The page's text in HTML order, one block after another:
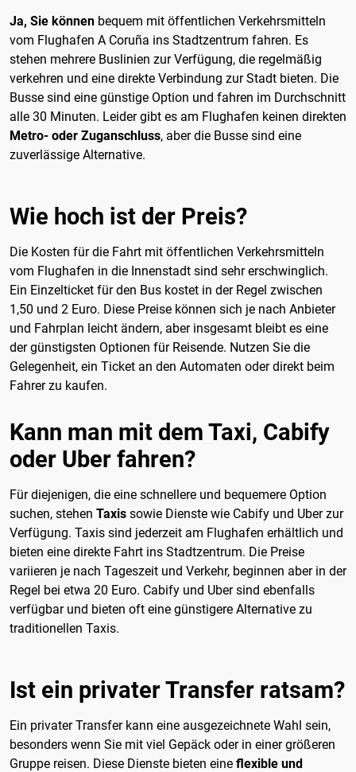
Ja, Sie können bequem mit öffentlichen Verkehrsmitteln
vom Flughafen A Coruña ins Stadtzentrum fahren. Es
stehen mehrere Buslinien zur Verfügung, die regelmäßig
verkehren und eine direkte Verbindung zur Stadt bieten. Die
Busse sind eine günstige Option und fahren im Durchschnitt
alle 30 Minuten. Leider gibt es am Flughafen keinen direkten
Metro- oder Zuganschluss, aber die Busse sind eine
zuverlässige Alternative.
Wie hoch ist der Preis?
Die Kosten für die Fahrt mit öffentlichen Verkehrsmitteln
vom Flughafen in die Innenstadt sind sehr erschwinglich.
Ein Einzelticket für den Bus kostet in der Regel zwischen
1,50 und 2 Euro. Diese Preise können sich je nach Anbieter
und Fahrplan leicht ändern, aber insgesamt bleibt es eine
der günstigsten Optionen für Reisende. Nutzen Sie die
Gelegenheit, ein Ticket an den Automaten oder direkt beim
Fahrer zu kaufen.
Kann man mit dem Taxi, Cabify
oder Uber fahren?
Für diejenigen, die eine schnellere und bequemere Option
suchen, stehen Taxis sowie Dienste wie Cabify und Uber zur
Verfügung. Taxis sind jederzeit am Flughafen erhältlich und
bieten eine direkte Fahrt ins Stadtzentrum. Die Preise
variieren je nach Tageszeit und Verkehr, beginnen aber in der
Regel bei etwa 20 Euro. Cabify und Uber sind ebenfalls
verfügbar und bieten oft eine günstigere Alternative zu
traditionellen Taxis.
Ist ein privater Transfer ratsam?
Ein privater Transfer kann eine ausgezeichnete Wahl sein,
besonders wenn Sie mit viel Gepäck oder in einer größeren
Gruppe reisen. Diese Dienste bieten eine flexible und